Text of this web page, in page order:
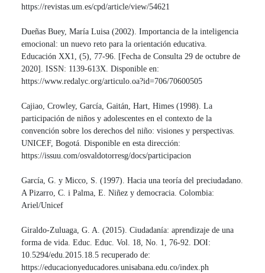
https://revistas.um.es/cpd/article/view/54621
Dueñas Buey, María Luisa (2002). Importancia de la inteligencia
emocional: un nuevo reto para la orientación educativa.
Educación XX1, (5), 77-96. [Fecha de Consulta 29 de octubre de
2020]. ISSN: 1139-613X. Disponible en:
https://www.redalyc.org/articulo.oa?id=706/70600505
Cajiao, Crowley, García, Gaitán, Hart, Himes (1998). La
participación de niños y adolescentes en el contexto de la
convención sobre los derechos del niño: visiones y perspectivas.
UNICEF, Bogotá. Disponible en esta dirección:
https://issuu.com/osvaldotorresg/docs/participacion
García, G. y Micco, S. (1997). Hacia una teoría del preciudadano.
A Pizarro, C. i Palma, E. Niñez y democracia. Colombia:
Ariel/Unicef
Giraldo-Zuluaga, G. A. (2015). Ciudadanía: aprendizaje de una
forma de vida. Educ. Educ. Vol. 18, No. 1, 76-92. DOI:
10.5294/edu.2015.18.5 recuperado de:
https://educacionyeducadores.unisabana.edu.co/index.ph